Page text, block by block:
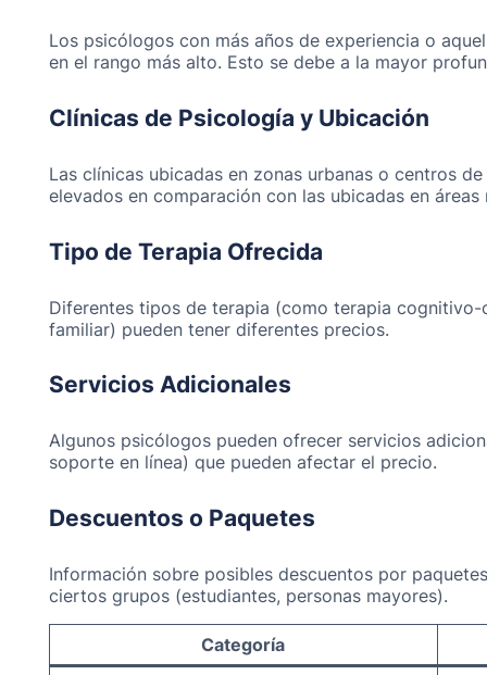
Los psicólogos con más años de experiencia o
en el rango más alto. Esto se debe a la mayor
Clínicas de Psicología y Ubicación
Las clínicas ubicadas en zonas urbanas o centros
elevados en comparación con las ubicadas en áreas
Tipo de Terapia Ofrecida
Diferentes tipos de terapia (como terapia
familiar) pueden tener diferentes precios.
Servicios Adicionales
Algunos psicólogos pueden ofrecer servicios
soporte en línea) que pueden afectar el precio.
Descuentos o Paquetes
Información sobre posibles descuentos por
ciertos grupos (estudiantes, personas mayores).
Categoría